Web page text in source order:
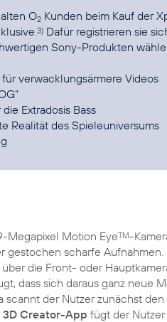
O2 Kunden beim Kauf der
3) Dafür registrieren sie
Sony-Produkten
verwacklungsärmere Videos
Extradosis Bass
Realität des Spieleuniversums
Megapixel Motion EyeTM-
scharfe Aufnahmen.
die Front- oder
dass sich daraus ganz neue
scannt der Nutzer zunächst
3D Creator-App fügt der